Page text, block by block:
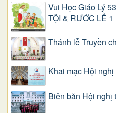
Vui Học Giáo Lý
TỘI & RƯỚC LỄ 1
Thánh lễ Truyền
Khai mạc Hội
Biên bản Hội nghị